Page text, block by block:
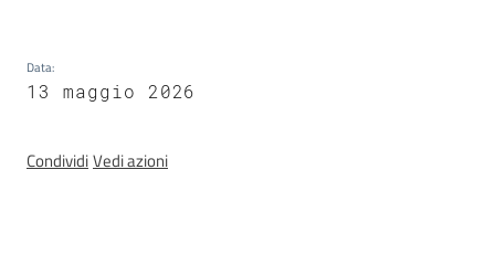
Bruxelles
Seguici
Data:
13 maggio 2026
CondividiVedi azioni